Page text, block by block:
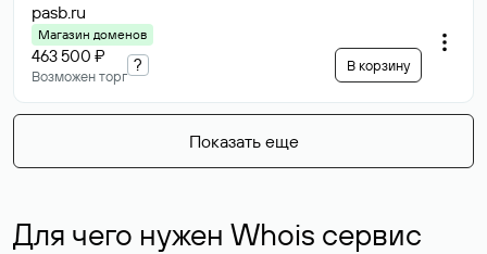
pasb.ru
Магазин доменов
463 500 ₽
Возможен торг
? В корзину
Показать еще
Для чего нужен Whois сервис